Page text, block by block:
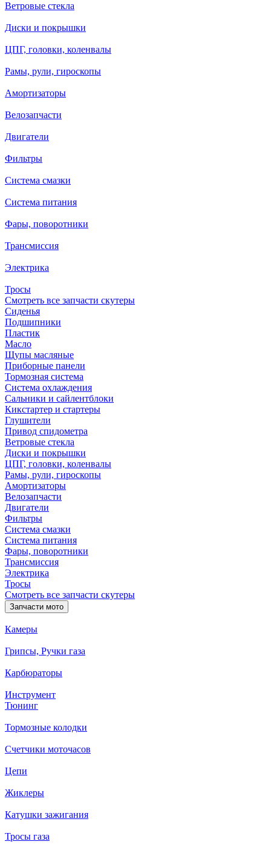
Ветровые стекла
Диски и покрышки
ЦПГ, головки, коленвалы
Рамы, рули, гироскопы
Амортизаторы
Велозапчасти
Двигатели
Фильтры
Система смазки
Система питания
Фары, поворотники
Трансмиссия
Электрика
Тросы
Смотреть все запчасти скутеры
Сиденья
Подшипники
Пластик
Масло
Щупы масляные
Приборные панели
Тормозная система
Система охлаждения
Сальники и сайлентблоки
Кикстартер и стартеры
Глушители
Привод спидометра
Ветровые стекла
Диски и покрышки
ЦПГ, головки, коленвалы
Рамы, рули, гироскопы
Амортизаторы
Велозапчасти
Двигатели
Фильтры
Система смазки
Система питания
Фары, поворотники
Трансмиссия
Электрика
Тросы
Смотреть все запчасти скутеры
Запчасти мото
Камеры
Грипсы, Ручки газа
Карбюраторы
Инструмент
Тюнинг
Тормозные колодки
Счетчики моточасов
Цепи
Жиклеры
Катушки зажигания
Тросы газа